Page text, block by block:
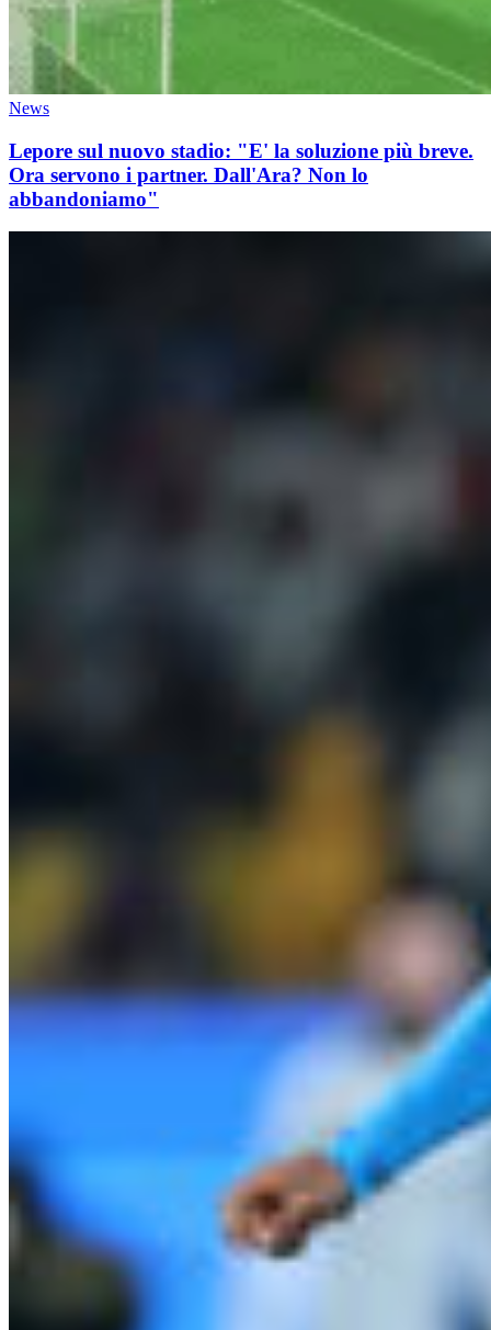
News
Lepore sul nuovo stadio: "E' la soluzione più breve.
Ora servono i partner. Dall'Ara? Non lo
abbandoniamo"